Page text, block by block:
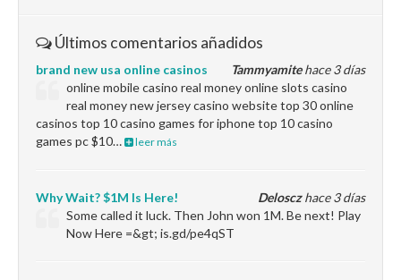
Últimos comentarios añadidos
Tammyamitehace 3 días
brand new usa online casinos
online mobile casino real money online slots casino
real money new jersey casino website top 30 online
casinos top 10 casino games for iphone top 10 casino
games pc $10…
leer más
Delosczhace 3 días
Why Wait? $1M Is Here!
Some called it luck. Then John won 1M. Be next! Play
Now Here =&gt; is.gd/pe4qST